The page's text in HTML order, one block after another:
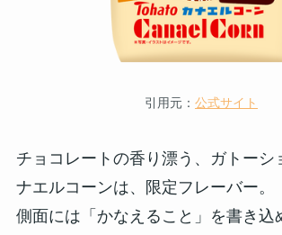
引用元： 公式サイト
チョコレートの香り漂う、ガトーシ
ナエルコーンは、限定フレーバー。
側面には「かなえること」を書き込